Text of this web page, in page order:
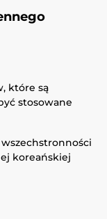
które są
stosowane
koreańskiej